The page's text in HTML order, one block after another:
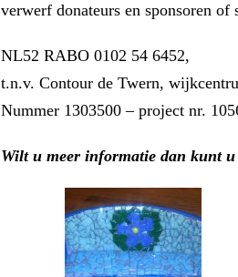
verwerf donateurs en sponsoren
NL52 RABO 0102 54 6452,
t.n.v. Contour de Twern,
Nummer 1303500 – project nr.
Wilt u meer informatie dan kunt u